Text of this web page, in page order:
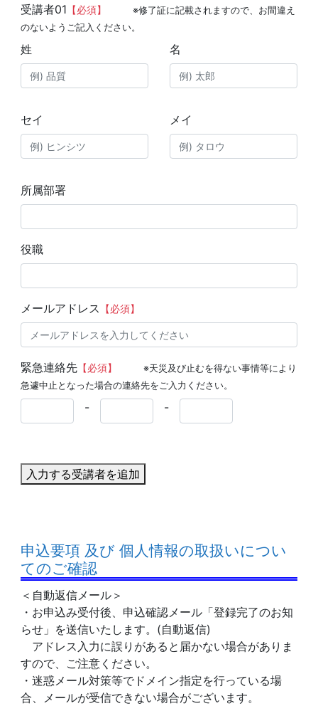
受講者01 【必須】
※修了証に記載されますので、お間違え
のないようご記入ください。
姓 名
セイ メイ
所属部署
役職
メールアドレス 【必須】
緊急連絡先【必須】
※天災及び止むを得ない事情等により
急遽中止となった場合の連絡先をご入力ください。
- -
入力する受講者を追加
申込要項 及び 個人情報の取扱いについ
てのご確認
＜自動返信メール＞
・お申込み受付後、申込確認メール「登録完了のお知
らせ」を送信いたします。(自動返信)
アドレス入力に誤りがあると届かない場合がありま
すので、ご注意ください。
・迷惑メール対策等でドメイン指定を行っている場
合、メールが受信できない場合がございます。